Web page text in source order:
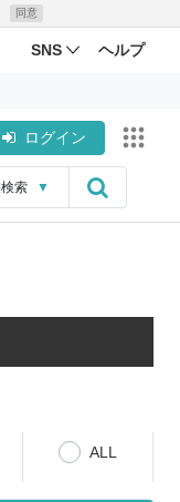
同意
SNS ヘルプ
ログイン
検索 ▼
ALL